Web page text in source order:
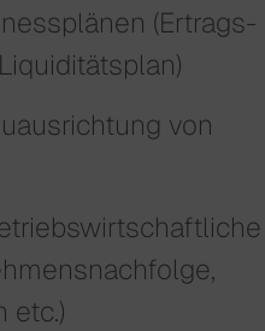
(Ertrags­
von
etc.)